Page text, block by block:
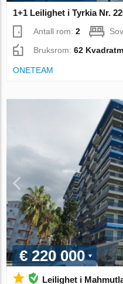
1+1 Leilighet i Tyrkia Nr.
Antall rom:2
Bruksrom:62
ONETEAM
€ 220 000
Leilighet i